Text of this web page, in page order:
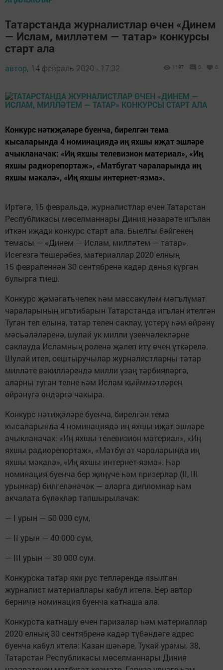
Татарстанда журналистлар өчен «Динем
— Ислам, милләтем — татар» конкурсы
старт ала
автор, 14 февраль 2020 - 17:32 1197 0 0
Конкурс нәтиҗәләре буенча, бирелгән тема
кысаларында 4 номинациядә иң яхшы иҗат эшләре
ачыкланачак: «Иң яхшы телевизион материал», «Иң
яхшы радиорепортаж», «Матбугат чараларында иң
яхшы мәкалә», «Иң яхшы интернет-язма».
Иртәгә, 15 февральдә, журналистлар өчен Татарстан
Республикасы мөселманнары Диния нәзарәте игълан
иткән иҗади конкурс старт ала. Быелгы бәйгенең
темасы — «Динем — Ислам, милләтем — татар».
Исегезгә төшерәбез, материаллар 2020 елның
15 февраленнән 30 сентябренә кадәр дөнья күргән
булырга тиеш.
Конкурс җәмәгатьчелек һәм массакүләм мәгълүмат
чараларының игътибарын Татарстанда игълан ителгән
Туган тел елына, татар телен саклау, үстерү һәм өйрәнү
мәсьәләләренә, шулай ук милли үзенчәлекләрне
саклауда Исламның роленә җәлеп итү өчен үткәрелә.
Шулай итеп, оештыручылар журналистларны татар
милләте вәкилләрендә милли үзаң тәрбияләргә,
аларны туган телне һәм Ислам кыйммәтләрен
өйрәнүгә өндәргә чакыра.
Конкурс нәтиҗәләре буенча, бирелгән тема
кысаларында 4 номинациядә иң яхшы иҗат эшләре
ачыкланачак: «Иң яхшы телевизион материал», «Иң
яхшы радиорепортаж», «Матбугат чараларында иң
яхшы мәкалә», «Иң яхшы интернет-язма». Һәр
номинация буенча бер җиңүче һәм призерлар (II, III
урыннар) билгеләнәчәк — аларга дипломнар һәм
акчалата бүләкләр тапшырылачак:
— I урын — 50 000 сум,
— II урын — 40 000 сум,
— III урын — 30 000 сум.
Конкурска татар яки рус телләрендә язылган
журналист материаллары кабул ителә. Бер автор
берничә номинация буенча катнаша ала.
Конкурста катнашу өчен гаризалар һәм материаллар
2020 елның 30 сентябренә кадәр түбәндәге адрес
буенча кабул ителә: Казан шәһәре, Тукай урамы, 38,
Татарстан Республикасы мөселманнары Диния